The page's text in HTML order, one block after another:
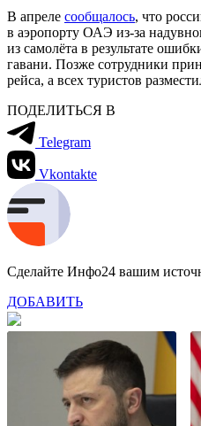
В апреле сообщалось, что
в аэропорту ОАЭ из-за
из самолёта в результате
гавани. Позже сотрудники
рейса, а всех туристов
ПОДЕЛИТЬСЯ В
Telegram
Vkontakte
Сделайте Инфо24 вашим
ДОБАВИТЬ